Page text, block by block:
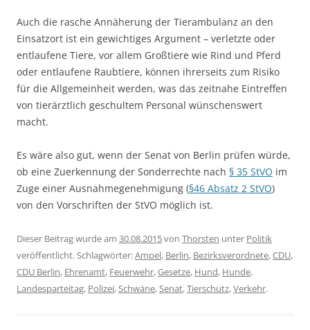
Auch die rasche Annäherung der Tierambulanz an den
Einsatzort ist ein gewichtiges Argument – verletzte oder
entlaufene Tiere, vor allem Großtiere wie Rind und Pferd
oder entlaufene Raubtiere, können ihrerseits zum Risiko
für die Allgemeinheit werden, was das zeitnahe Eintreffen
von tierärztlich geschultem Personal wünschenswert
macht.
Es wäre also gut, wenn der Senat von Berlin prüfen würde,
ob eine Zuerkennung der Sonderrechte nach § 35 StVO im
Zuge einer Ausnahmegenehmigung (§46 Absatz 2 StVO)
von den Vorschriften der StVO möglich ist.
Dieser Beitrag wurde am 30.08.2015von Thorsten unter Politik
veröffentlicht. Schlagwörter:Ampel, Berlin, Bezirksverordnete,CDU,
CDU Berlin, Ehrenamt, Feuerwehr,Gesetze, Hund, Hunde,
Landesparteitag, Polizei,Schwäne,Senat,Tierschutz,Verkehr.